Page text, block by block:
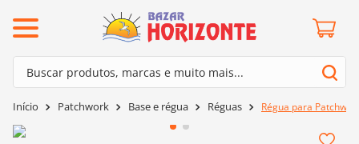
Buscar produtos, marcas e muito mais...
Patchwork Base e régua Réguas Régua para
Termos mais buscados
mais buscados
barroco
mollet
kit amigurumi